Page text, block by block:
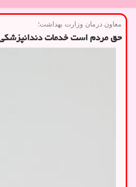
معاون درمان وزارت بهداشت؛
حق مردم است خدمات دندانپزشکی